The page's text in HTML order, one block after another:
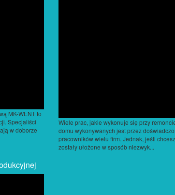
MK-WENT to
Specjaliści
w doborze
Wiele prac, jakie wykonuje się przy
domu wykonywanych jest przez
pracowników wielu firm. Jednak, jeśli
zostały ułożone w sposób niezwyk...